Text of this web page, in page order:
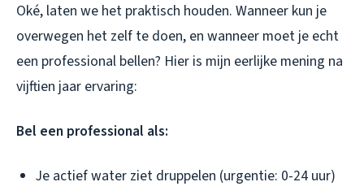
Oké, laten we het praktisch houden. Wanneer kun je
overwegen het zelf te doen, en wanneer moet je echt
een professional bellen? Hier is mijn eerlijke mening na
vijftien jaar ervaring:
Bel een professional als:
Je actief water ziet druppelen (urgentie: 0-24 uur)